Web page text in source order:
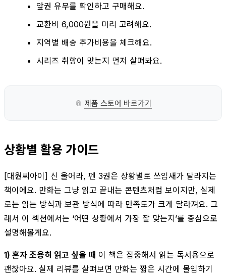
앞권 유무를 확인하고 구매해요.
교환비 6,000원을 미리 고려해요.
지역별 배송 추가비용을 체크해요.
시리즈 취향이 맞는지 먼저 살펴봐요.
📎 제품 스토어 바로가기
상황별 활용 가이드
[대원씨아이] 신 울어라, 펜 3권은 상황별로 쓰임새가 달라지는
책이에요. 만화는 그냥 읽고 끝내는 콘텐츠처럼 보이지만, 실제
로는 읽는 방식과 보관 방식에 따라 만족도가 크게 달라져요. 그
래서 이 섹션에서는 ‘어떤 상황에서 가장 잘 맞는지’를 중심으로
설명해볼게요.
1) 혼자 조용히 읽고 싶을 때 이 책은 집중해서 읽는 독서용으로
괜찮아요. 실제 리뷰를 살펴보면 만화는 짧은 시간에 몰입하기